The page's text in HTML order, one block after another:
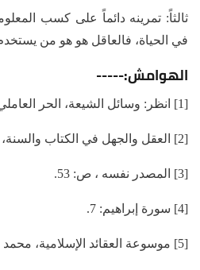
ثالثاً: تمرينه دائماً على كسب
في الحياة، فالعاقل هو هو من
الهوامش:-----
[1] انظر: وسائل الشيعة، الحر العاملي، ج15، ص: 208- 209.
[2] العقل والجهل في الكتاب والسنة، محمد الريشهري، ص:٥١.
[3] المصدر نفسه ، ص: 53.
[4] سورة إبراهيم: 7.
[5] موسوعة العقائد الإسلامية، محمد الريشهري، ج ١، ص: ١٧١.